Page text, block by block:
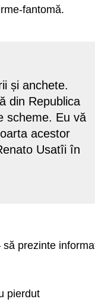
fantomă.
și anchete.
din Republica
scheme. Eu vă
acestor
Usatîi în
prezinte
pierdut